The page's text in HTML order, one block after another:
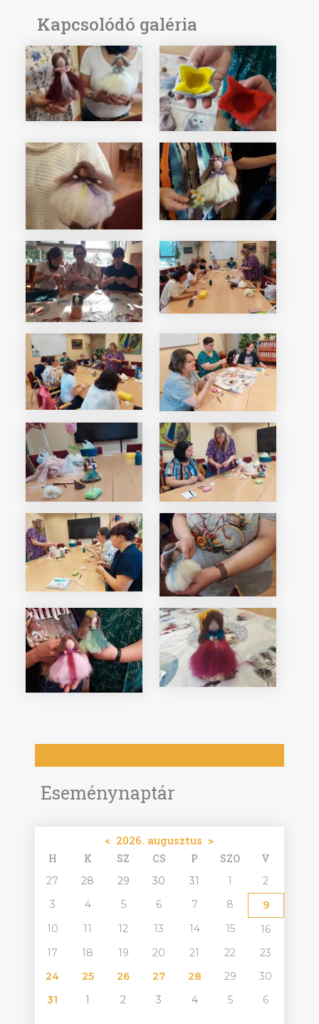
Eseménynaptár
< 2026. augusztus >
H K SZ CS P SZO V
27 28 29 30 31 1
2
3
4 5 6 7 8
9
10
11 12 13 14 15
16
17
18 19 20 21 22
23
24
25 26 27 28 29
30
31
1 2 3 4 5 6
Kapcsolódó galéria